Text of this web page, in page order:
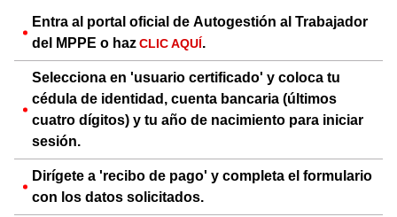
Entra al portal oficial de Autogestión al Trabajador
del MPPE o hazCLIC AQUÍ.
Selecciona en 'usuario certificado' y coloca tu
cédula de identidad, cuenta bancaria (últimos
cuatro dígitos) y tu año de nacimiento para iniciar
sesión.
Dirígete a 'recibo de pago' y completa el formulario
con los datos solicitados.